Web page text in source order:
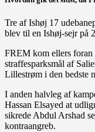
Tre af Ishøj 17
blev til en Ishøj-sejr på
FREM kom ellers foran
straffesparksmål af
Lillestrøm i den bedste
I anden halvleg af
Hassan Elsayed at
sikrede Abdul Arshad
kontraangreb.